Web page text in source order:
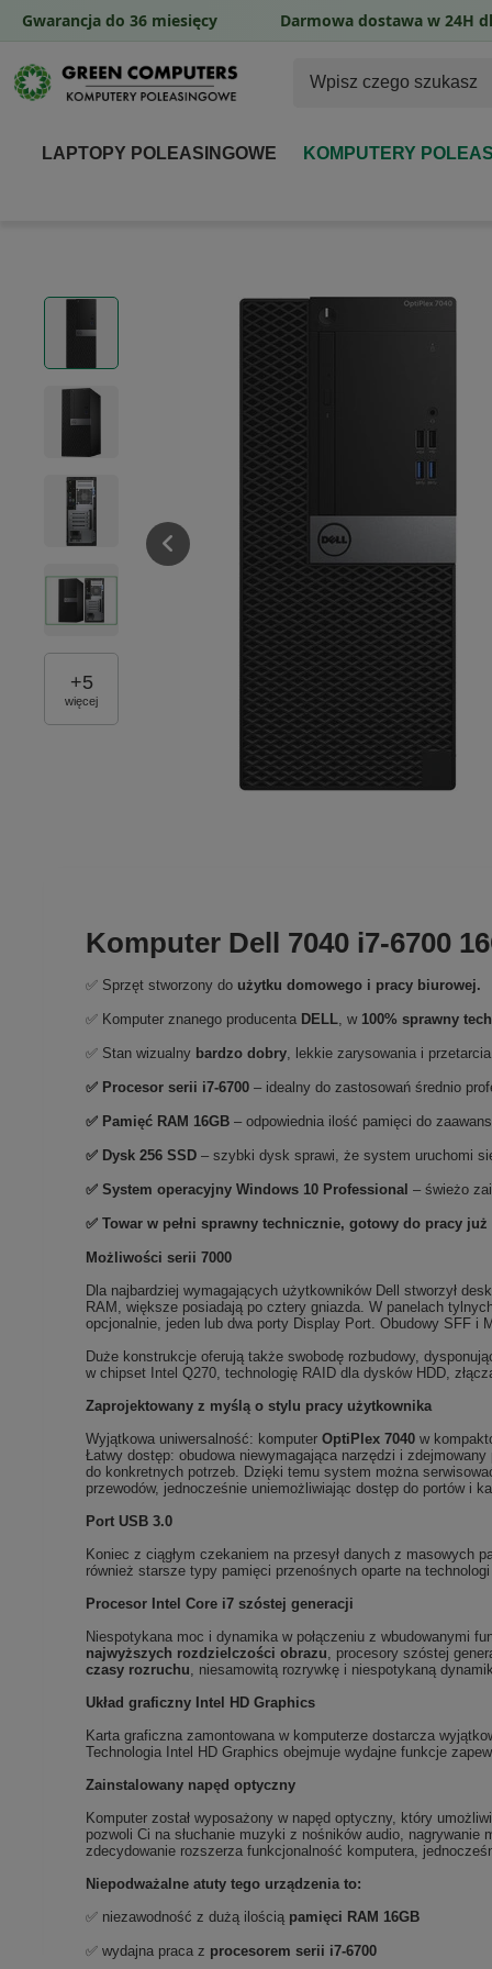
LAPTOPY POLEASINGOWE KOMPUTERY
+5
więcej
Komputer Dell 7040 i7-6700
✅ Sprzęt stworzony do użytku domowego i pracy biurowej.
✅ Komputer znanego producenta DELL, w 100% sprawny
✅ Stan wizualny bardzo dobry, lekkie zarysowania i
✅ Procesor serii i7-6700– idealny do zastosowań średnio
✅ Pamięć RAM 16GB – odpowiednia ilość pamięci do
✅ Dysk 256 SSD– szybki dysk sprawi, że system uruchomi
✅System operacyjny Windows 10 Professional– świeżo
✅ Towar w pełni sprawny technicznie, gotowy do pracy
Możliwości serii 7000
Dla najbardziej wymagających użytkowników Dell stworzył
RAM, większe posiadają po cztery gniazda. W panelach
opcjonalnie, jeden lub dwa porty Display Port. Obudowy SFF i
Duże konstrukcje oferują także swobodę rozbudowy,
w chipset Intel Q270, technologię RAID dla dysków HDD,
Zaprojektowany z myślą o stylu pracy użytkownika
Wyjątkowa uniwersalność: komputerOptiPlex 7040 w
Łatwy dostęp: obudowa niewymagająca narzędzi i
do konkretnych potrzeb. Dzięki temu system można
przewodów, jednocześnie uniemożliwiając dostęp do portów i
Port USB 3.0
Koniec z ciągłym czekaniem na przesył danych z
również starsze typy pamięci przenośnych oparte na
Procesor Intel Core i7 szóstej generacji
Niespotykana moc i dynamika w połączeniu z wbudowanymi
najwyższych rozdzielczości obrazu, procesory szóstej
czasy rozruchu, niesamowitą rozrywkę i niespotykaną
Układ graficzny Intel HD Graphics
Karta graficzna zamontowana w komputerze dostarcza
Technologia Intel HD Graphics obejmuje wydajne funkcje
Zainstalowany napęd optyczny
Komputer został wyposażony w napęd optyczny, który
pozwoli Ci na słuchanie muzyki z nośników audio,
zdecydowanie rozszerza funkcjonalność komputera,
Niepodważalne atuty tego urządzenia to:
✅ niezawodność z dużą ilością pamięci RAM 16GB
✅ wydajna praca z procesorem serii i7-6700
Gwarancja do 36 miesięcy Darmowa dostawa w 24H